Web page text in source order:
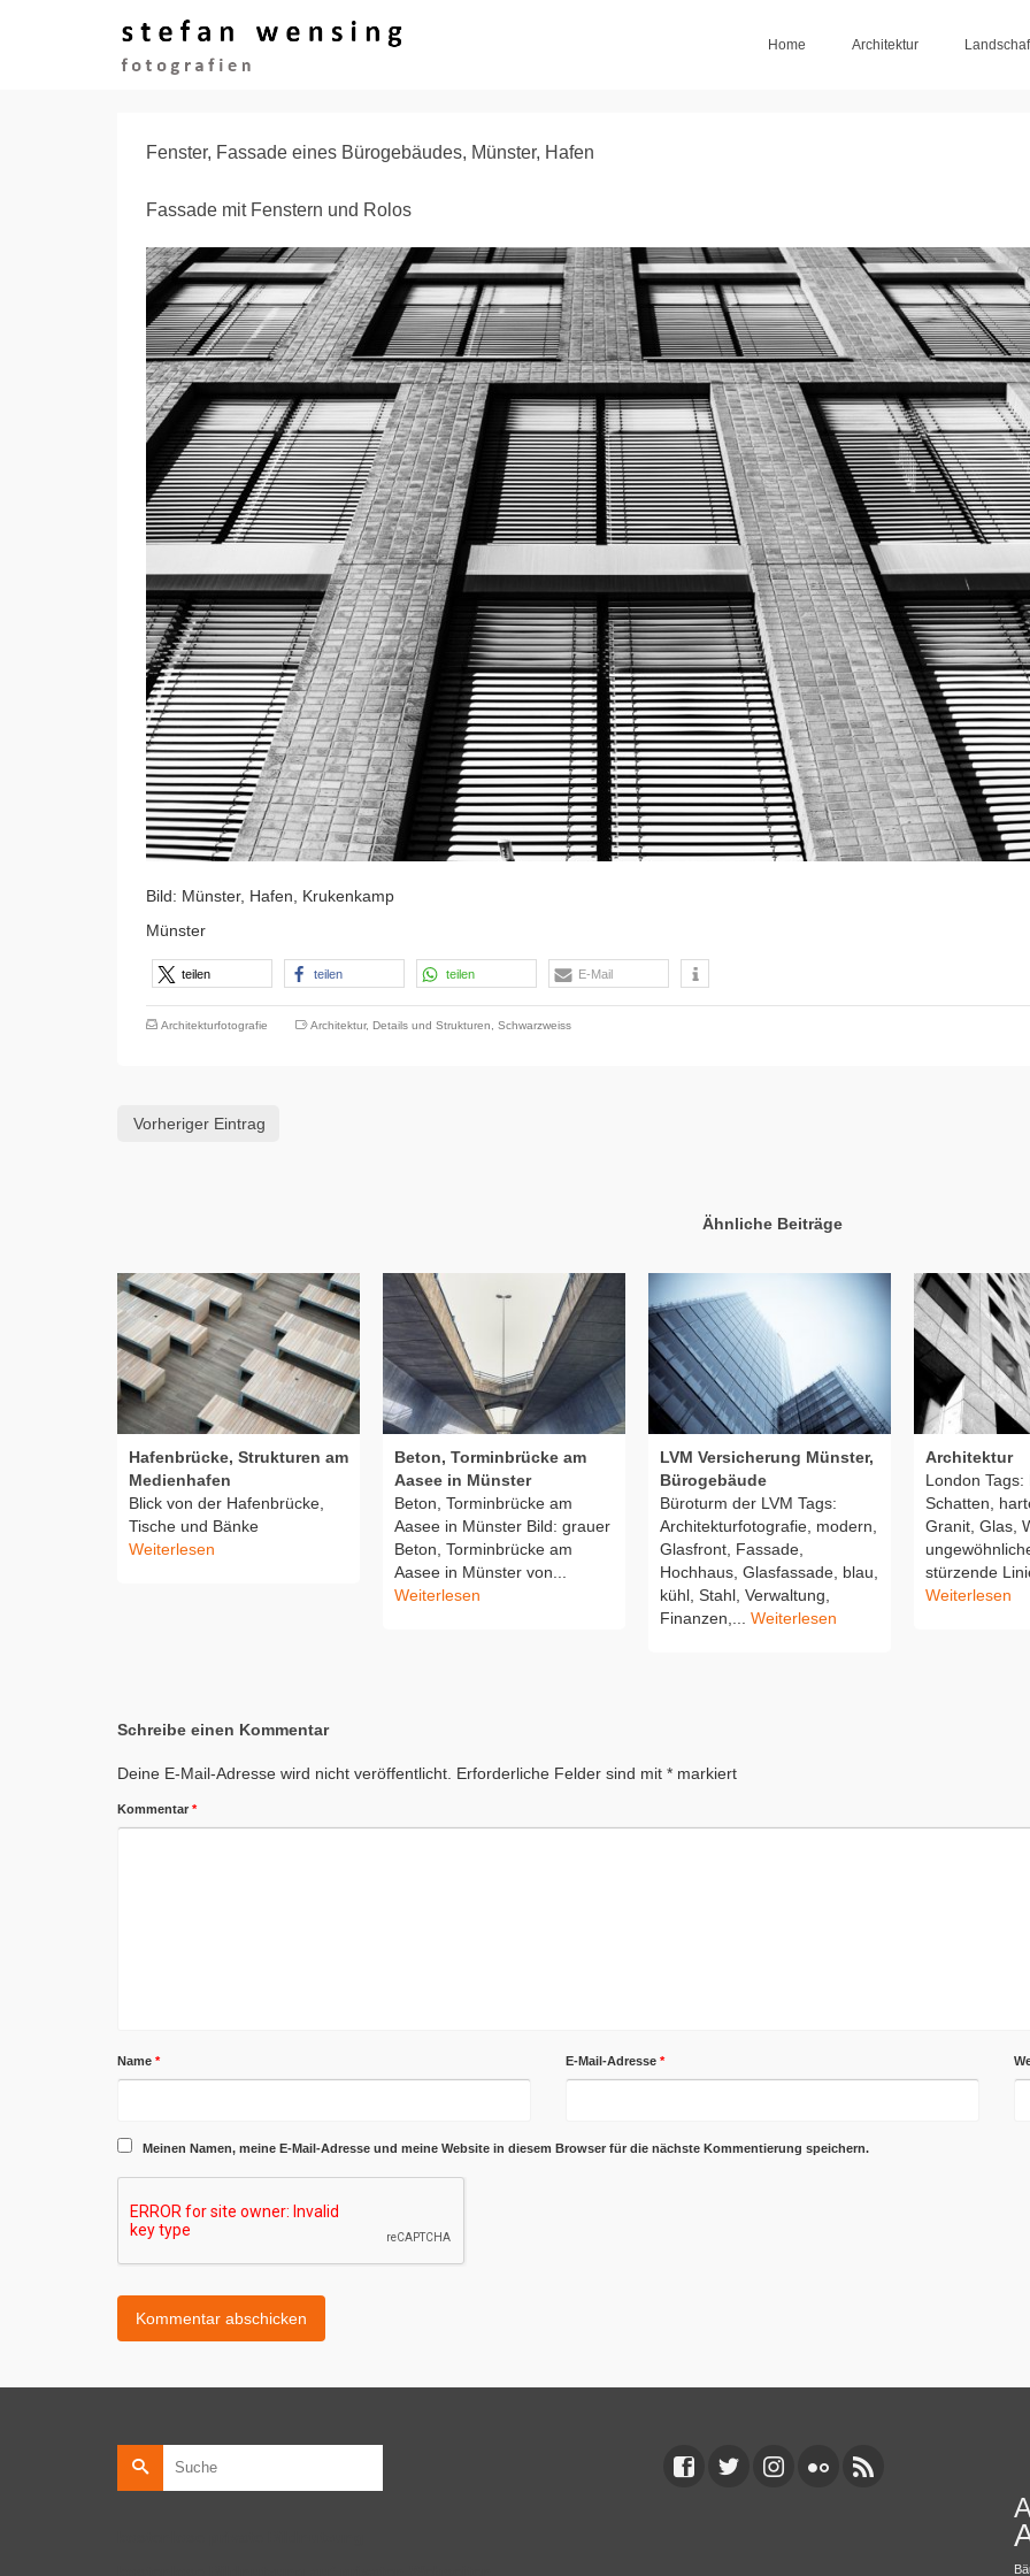
Home Architektur
Fenster, Fassade eines Bürogebäudes, Münster, Hafen
Fassade mit Fenstern und Rolos
Bild: Münster, Hafen, Krukenkamp
Münster
teilen teilen teilen E-Mail
Architekturfotografie Architektur, Details und Strukturen Schwarzweiss
Vorheriger Eintrag
Ähnliche Beiträge
Hafenbrücke, Strukturen am
Medienhafen
Blick von der Hafenbrücke,
Tische und Bänke
Weiterlesen
Beton, Torminbrücke am
Aasee in Münster
Beton, Torminbrücke am
Aasee in Münster Bild: grauer
Beton, Torminbrücke am
Aasee in Münster von...
Weiterlesen
LVM Versicherung Münster,
Bürogebäude
Büroturm der LVM Tags:
Architekturfotografie, modern,
Glasfront, Fassade,
Hochhaus, Glasfassade, blau,
kühl, Stahl, Verwaltung,
Finanzen,... Weiterlesen
Architektur
London Tags:
Schatten,
Granit, Glas,
stürzende
Weiterlesen
Schreibe einen Kommentar
Deine E-Mail-Adresse wird nicht veröffentlicht. Erforderliche Felder sind mit * markiert
Kommentar *
Name * E-Mail-Adresse *
Meinen Namen, meine E-Mail-Adresse und meine Website in diesem Browser für die nächste Kommentierung speichern.
Suche
nach: